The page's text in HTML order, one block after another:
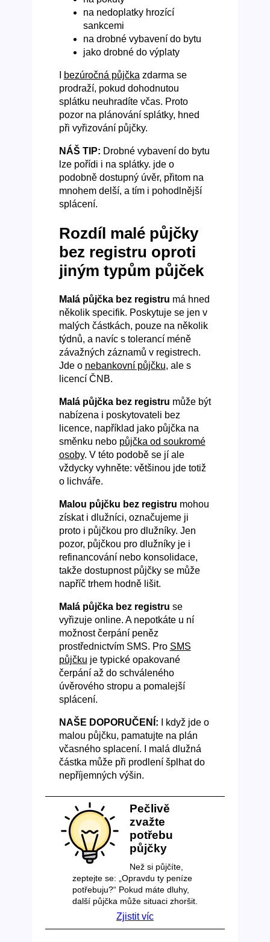
na nedoplatky hrozící
sankcemi
na drobné vybavení do bytu
jako drobné do výplaty
bezúročná půjčka zdarma se
prodraží, pokud dohodnutou
splátku neuhradíte včas. Proto
pozor na plánování splátky, hned
při vyřizování půjčky.
NÁŠ TIP: Drobné vybavení do bytu
lze pořídi i na splátky. jde o
podobně dostupný úvěr, přitom na
mnohem delší, a tím i pohodlnější
splácení.
Rozdíl malé půjčky
bez registru oproti
jiným typům půjček
Malá půjčka bez registru má hned
několik specifik. Poskytuje se jen v
malých částkách, pouze na několik
týdnů, a navíc s tolerancí méně
závažných záznamů v registrech.
Jde o nebankovní půjčku, ale s
licencí ČNB.
Malá půjčka bez registru může být
nabízena i poskytovateli bez
licence, například jako půjčka na
směnku nebo půjčka od soukromé
osoby. V této podobě se jí ale
vždycky vyhněte: většinou jde totiž
o lichváře.
Malou půjčku bez registru mohou
získat i dlužníci, označujeme ji
proto i půjčkou pro dlužníky. Jen
pozor, půjčkou pro dlužníky je i
refinancování nebo konsolidace,
takže dostupnost půjčky se může
napříč trhem hodně lišit.
Malá půjčka bez registru se
vyřizuje online. A nepotkáte u ní
možnost čerpání peněz
prostřednictvím SMS. Pro SMS
půjčku je typické opakované
čerpání až do schváleného
úvěrového stropu a pomalejší
splácení.
NAŠE DOPORUČENÍ:
I když jde o
malou půjčku, pamatujte na plán
včasného splacení. I malá dlužná
částka může při prodlení šplhat do
nepříjemných výšin.
Pečlivě
zvažte
potřebu
půjčky
Než si půjčíte,
zeptejte se: „Opravdu ty peníze
potřebuju?“ Pokud máte dluhy,
další půjčka může situaci zhoršit.
Zjistit víc